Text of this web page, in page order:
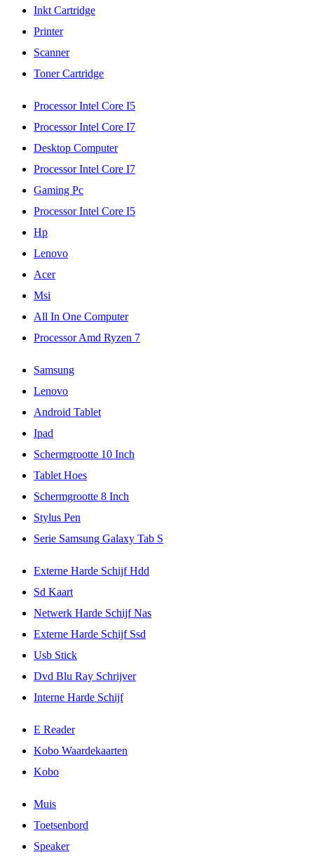
Inkt Cartridge
Printer
Scanner
Toner Cartridge
Processor Intel Core I5
Processor Intel Core I7
Desktop Computer
Processor Intel Core I7
Gaming Pc
Processor Intel Core I5
Hp
Lenovo
Acer
Msi
All In One Computer
Processor Amd Ryzen 7
Samsung
Lenovo
Android Tablet
Ipad
Schermgrootte 10 Inch
Tablet Hoes
Schermgrootte 8 Inch
Stylus Pen
Serie Samsung Galaxy Tab S
Externe Harde Schijf Hdd
Sd Kaart
Netwerk Harde Schijf Nas
Externe Harde Schijf Ssd
Usb Stick
Dvd Blu Ray Schrijver
Interne Harde Schijf
E Reader
Kobo Waardekaarten
Kobo
Muis
Toetsenbord
Speaker